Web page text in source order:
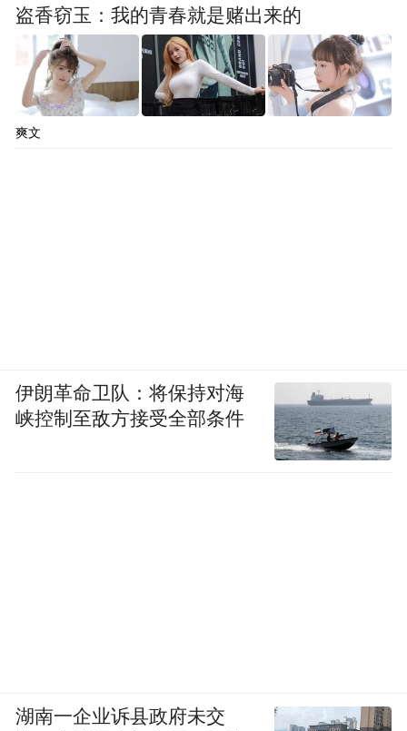
盗香窃玉：我的青春就是赌出来的
爽文
伊朗革命卫队：将保持对海
峡控制至敌方接受全部条件
湖南一企业诉县政府未交